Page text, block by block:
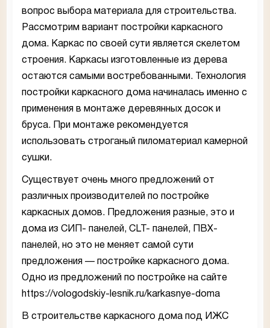
вопрос выбора материала для строительства.
Рассмотрим вариант постройки каркасного
дома. Каркас по своей сути является скелетом
строения. Каркасы изготовленные из дерева
остаются самыми востребованными. Технология
постройки каркасного дома начиналась именно с
применения в монтаже деревянных досок и
бруса. При монтаже рекомендуется
использовать строганый пиломатериал камерной
сушки.
Существует очень много предложений от
различных производителей по постройке
каркасных домов. Предложения разные, это и
дома из СИП- панелей, CLT- панелей, ПВХ-
панелей, но это не меняет самой сути
предложения — постройке каркасного дома.
Одно из предложений по постройке на сайте
https://vologodskiy-lesnik.ru/karkasnye-doma
В строительстве каркасного дома под ИЖС